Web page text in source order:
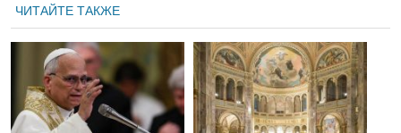
ЧИТАЙТЕ ТАКЖЕ